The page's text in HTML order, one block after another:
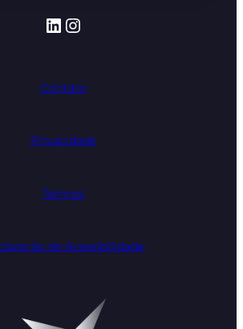
LinkedIn
Instagram
Contato
Privacidade
Termos
de Acessibilidade